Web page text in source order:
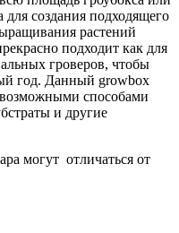
создания подходящего
растений
подходит как для
гроверов, чтобы
год. Данный growbox
способами
и другие
могут отличаться от